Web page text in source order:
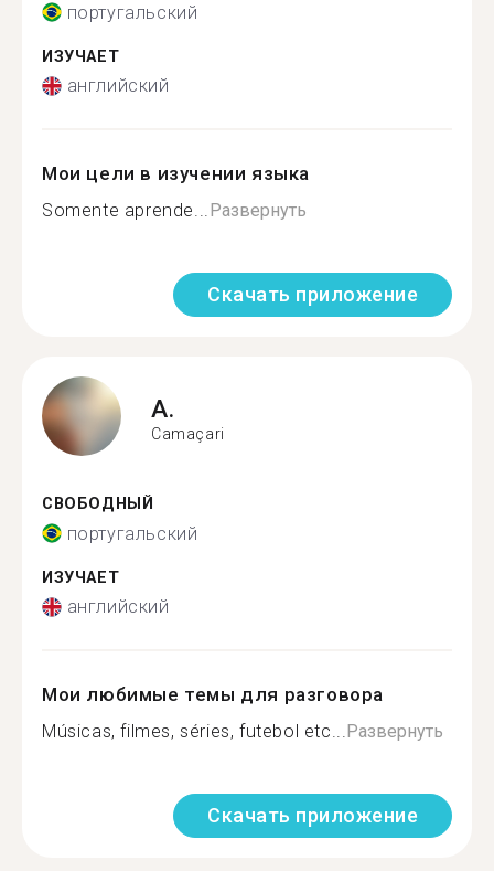
португальский
ИЗУЧАЕТ
английский
Мои цели в изучении языка
Somente aprende...Развернуть
Скачать приложение
A.
Camaçari
СВОБОДНЫЙ
португальский
ИЗУЧАЕТ
английский
Мои любимые темы для разговора
Músicas, filmes, séries, futebol etc...Развернуть
Скачать приложение